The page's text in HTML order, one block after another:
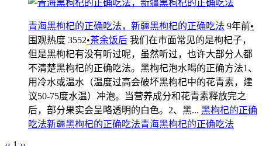
青海黑枸杞的正确吃法，新疆黑枸杞的正确吃法 9年前•
围观热度 3552•茶余饭后 我们在市面常见的是枸杞子，
但是黑枸杞有没有听过呢，虽然听过，也许大部分人都
不清楚黑枸杞的正确吃法。黑枸杞泡水喝的正确方法1、
用冷水或温水（温度过高会破坏黑枸杞中的花青素，建
议50-75度水温）冲泡。当营养成分和花青素释放完之
后，部分果实会呈略透明的白色。2、黑... 黑枸杞的正确
吃法新疆黑枸杞的正确吃法青海黑枸杞的正确吃法